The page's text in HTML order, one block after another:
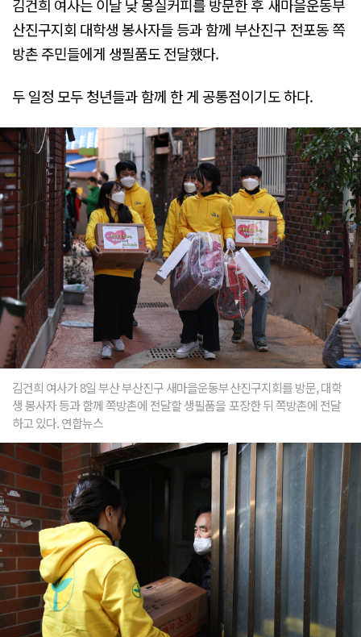
김건희 여사는 이날 낮 몽실커피를 방문한 후 새마을운동부
산진구지회 대학생 봉사자들 등과 함께 부산진구 전포동 쪽
방촌 주민들에게 생필품도 전달했다.
두 일정 모두 청년들과 함께 한 게 공통점이기도 하다.
김건희 여사가 8일 부산 부산진구 새마을운동부산진구지회를 방문, 대학
생 봉사자 등과 함께 쪽방촌에 전달할 생필품을 포장한 뒤 쪽방촌에 전달
하고 있다. 연합뉴스